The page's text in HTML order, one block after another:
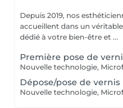
Depuis 2019, nos
accueillent dans un
dédié à votre bien-être et ...
Première pose de
Dépose/pose de vernis